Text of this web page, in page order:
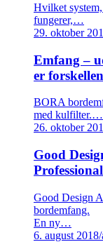
Hvilket
fungerer,…
29. oktober
Emfang –
er
BORA
med kulfilter.…
26. oktober
Good
Good Design
bordemfang.
En ny…
6. august 2018/